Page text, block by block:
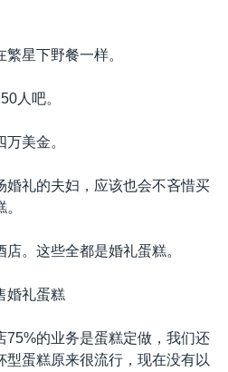
星下野餐一样。
人吧。
美金。
婚礼的夫妇，应该也会不吝惜买
。这些全都是婚礼蛋糕。
婚礼蛋糕
75%的业务是蛋糕定做，我们还
蛋糕原来很流行，现在没有以